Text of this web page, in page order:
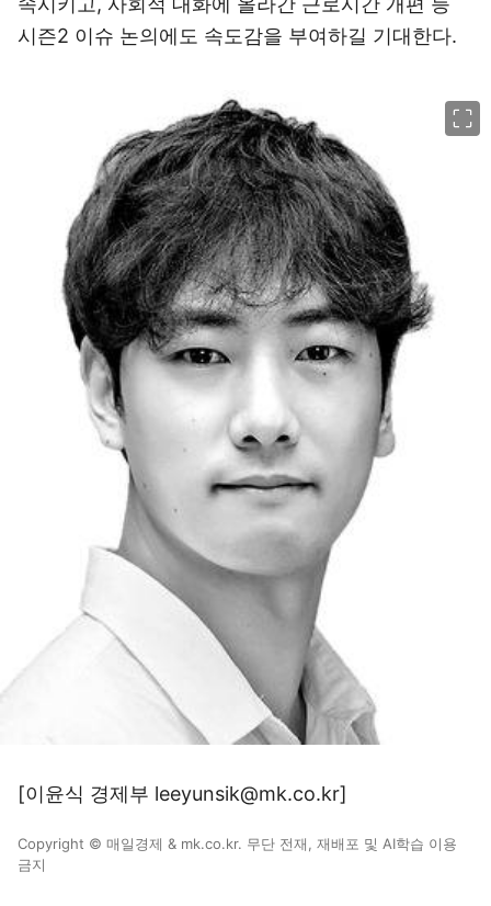
시즌2 이슈 논의에도 속도감을 부여하길 기대한다.
[이윤식 경제부 leeyunsik@mk.co.kr]
Copyright © 매일경제 & mk.co.kr. 무단 전재, 재배포 및 AI학습 이용
금지